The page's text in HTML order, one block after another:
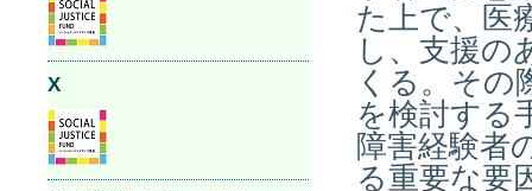
た上で、医
し、支援の
くる。その
を検討する
障害経験者
る重要な要
X